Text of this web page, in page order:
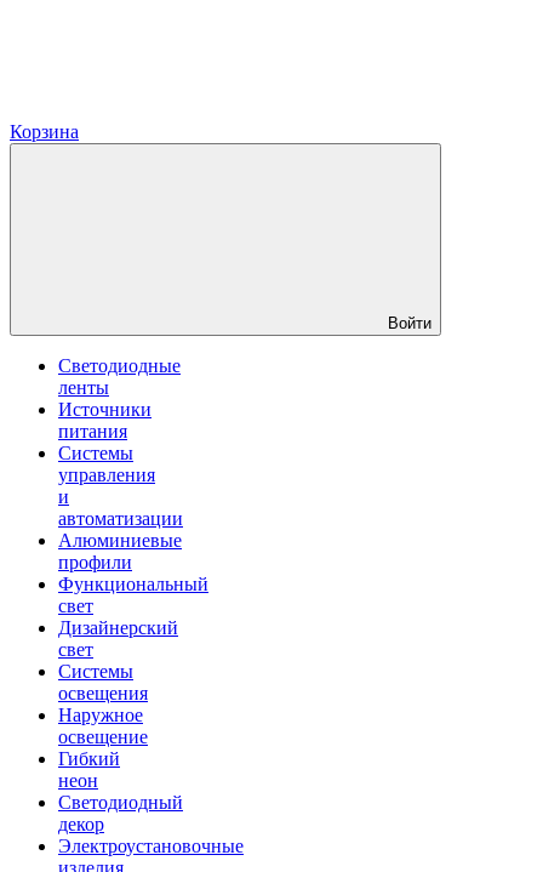
Корзина
Войти
Светодиодные
ленты
Источники
питания
Системы
управления
и
автоматизации
Алюминиевые
профили
Функциональный
свет
Дизайнерский
свет
Системы
освещения
Наружное
освещение
Гибкий
неон
Светодиодный
декор
Электроустановочные
изделия